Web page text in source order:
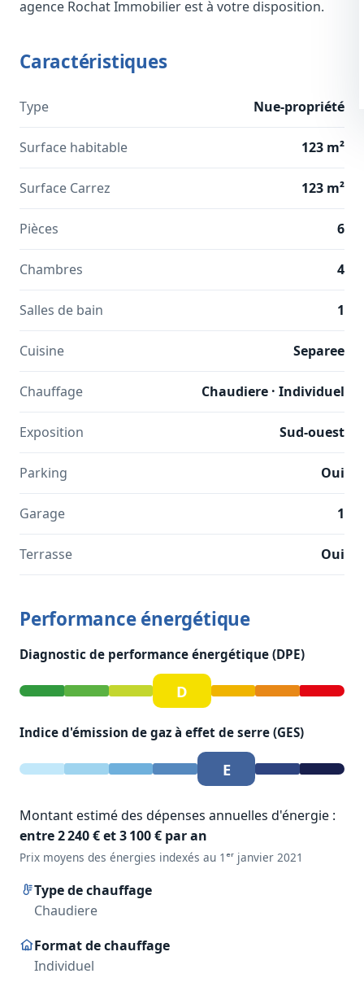
agence Rochat Immobilier est à votre disposition.
Caractéristiques
Type Nue-propriété
Surface habitable 123 m²
Surface Carrez 123 m²
Pièces 6
Chambres 4
Salles de bain 1
Cuisine Separee
Chauffage Chaudiere · Individuel
Exposition Sud-ouest
Parking Oui
Garage 1
Terrasse Oui
Performance énergétique
Diagnostic de performance énergétique (DPE)
D
Indice d'émission de gaz à effet de serre (GES)
E
Montant estimé des dépenses annuelles d'énergie :
entre 2 240 € et 3 100 € par an
Prix moyens des énergies indexés au 1ᵉʳ janvier 2021
Type de chauffage
Chaudiere
Format de chauffage
Individuel